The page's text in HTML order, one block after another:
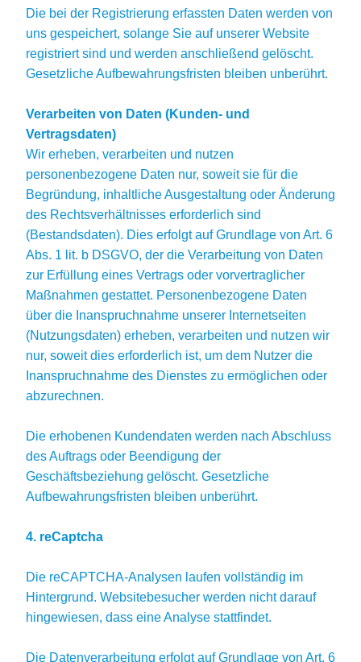
Die bei der Registrierung erfassten Daten werden von
uns gespeichert, solange Sie auf unserer Website
registriert sind und werden anschließend gelöscht.
Gesetzliche Aufbewahrungsfristen bleiben unberührt.
Verarbeiten von Daten (Kunden- und
Vertragsdaten)
Wir erheben, verarbeiten und nutzen
personenbezogene Daten nur, soweit sie für die
Begründung, inhaltliche Ausgestaltung oder Änderung
des Rechtsverhältnisses erforderlich sind
(Bestandsdaten). Dies erfolgt auf Grundlage von Art. 6
Abs. 1 lit. b DSGVO, der die Verarbeitung von Daten
zur Erfüllung eines Vertrags oder vorvertraglicher
Maßnahmen gestattet. Personenbezogene Daten
über die Inanspruchnahme unserer Internetseiten
(Nutzungsdaten) erheben, verarbeiten und nutzen wir
nur, soweit dies erforderlich ist, um dem Nutzer die
Inanspruchnahme des Dienstes zu ermöglichen oder
abzurechnen.
Die erhobenen Kundendaten werden nach Abschluss
des Auftrags oder Beendigung der
Geschäftsbeziehung gelöscht. Gesetzliche
Aufbewahrungsfristen bleiben unberührt.
4. reCaptcha
Die reCAPTCHA-Analysen laufen vollständig im
Hintergrund. Websitebesucher werden nicht darauf
hingewiesen, dass eine Analyse stattfindet.
Die Datenverarbeitung erfolgt auf Grundlage von Art. 6